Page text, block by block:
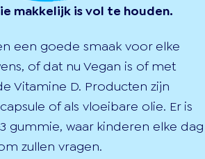
makkelijk is vol te houden.
een goede smaak voor elke
of dat nu Vegan is of met
Vitamine D. Producten zijn
of als vloeibare olie. Er is
gummie, waar kinderen elke dag
zullen vragen.